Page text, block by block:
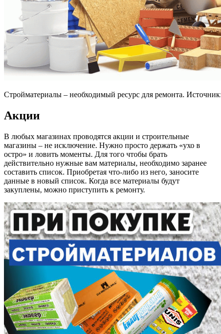
Стройматериалы – необходимый ресурс для ремонта.
Акции
В любых магазинах проводятся акции и строительные
магазины – не исключение. Нужно просто держать «ухо в
остро» и ловить моменты. Для того чтобы брать
действительно нужные вам материалы, необходимо заранее
составить список. Приобретая что-либо из него, заносите
данные в новый список. Когда все материалы будут
закуплены, можно приступить к ремонту.